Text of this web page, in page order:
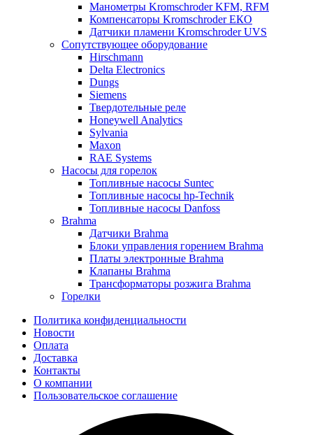
Манометры Kromschroder KFM, RFM
Компенсаторы Kromschroder ЕКО
Датчики пламени Kromschroder UVS
Сопутствующее оборудование
Hirschmann
Delta Electronics
Dungs
Siemens
Твердотельные реле
Honeywell Analytics
Sylvania
Maxon
RAE Systems
Насосы для горелок
Топливные насосы Suntec
Топливные насосы hp-Technik
Топливные насосы Danfoss
Brahma
Датчики Brahma
Блоки управления горением Brahma
Платы электронные Brahma
Клапаны Brahma
Трансформаторы розжига Brahma
Горелки
Политика конфиденциальности
Новости
Оплата
Доставка
Контакты
О компании
Пользовательское соглашение